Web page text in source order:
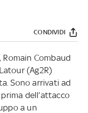
CONDIVIDI
Combaud
(Ag2R)
Sono arrivati ad
dell’attacco
a un